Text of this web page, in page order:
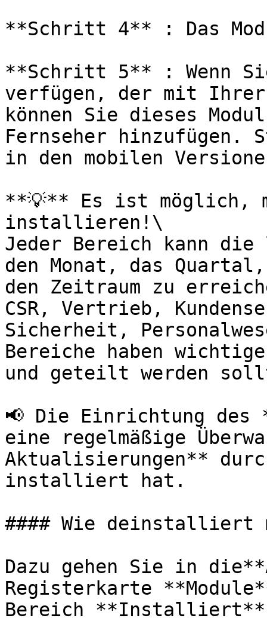
**Schritt 4** : Das
**Schritt 5** : Wenn
verfügen, der mit Ihrer
können Sie dieses
Fernseher hinzufügen.
in den mobilen
**💡** Es ist möglich,
installieren!\
Jeder Bereich kann die
den Monat, das
den Zeitraum zu
CSR, Vertrieb,
Sicherheit,
Bereiche haben
und geteilt werden
📢 Die Einrichtung
eine regelmäßige
Aktualisierungen**
installiert hat.
#### Wie deinstalliert
Dazu gehen Sie in
Registerkarte
Bereich **Installiert**